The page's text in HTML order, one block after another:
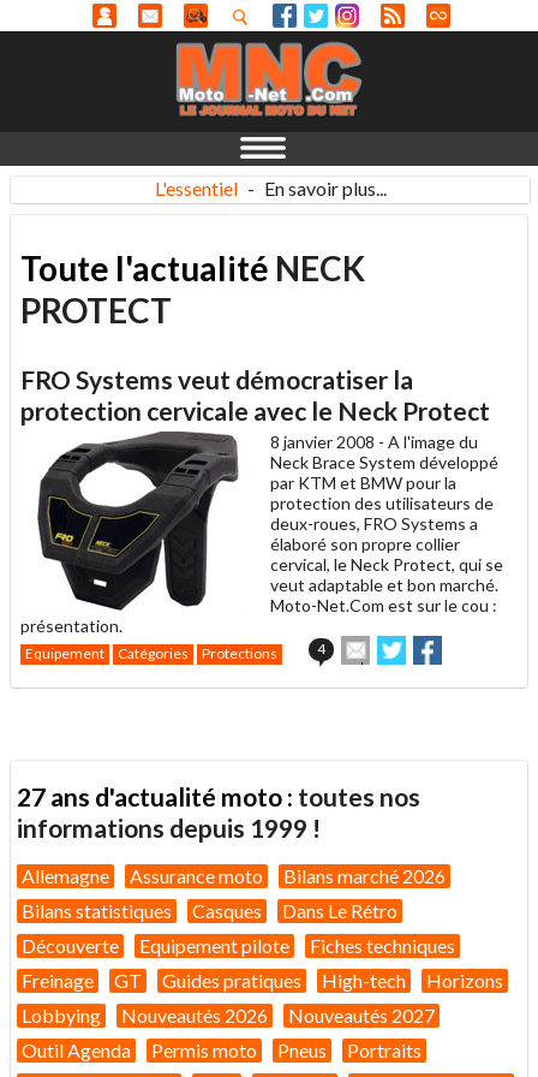
L'essentiel - En savoir plus...
Toute l'actualité NECK
PROTECT
FRO Systems veut démocratiser la
protection cervicale avec le Neck Protect
8 janvier 2008 - A l'image du
Neck Brace System développé
par KTM et BMW pour la
protection des utilisateurs de
deux-roues, FRO Systems a
élaboré son propre collier
cervical, le Neck Protect, qui se
veut adaptable et bon marché.
Moto-Net.Com est sur le cou :
présentation.
Equipement Catégories Protections 4
Envoyer
cet
article
Partager
sur
Twitter
sur
Facebook
27 ans d'actualité moto : toutes nos
informations depuis 1999 !
Allemagne Assurance moto
Bilans marché 2026
Bilans statistiques
Casques
Dans Le Rétro
Découverte
Equipement pilote
Fiches techniques
Freinage
GT Guides pratiques High-tech
Horizons
Lobbying
Nouveautés 2026
Nouveautés 2027
Outil Agenda
Permis moto Pneus
Portraits